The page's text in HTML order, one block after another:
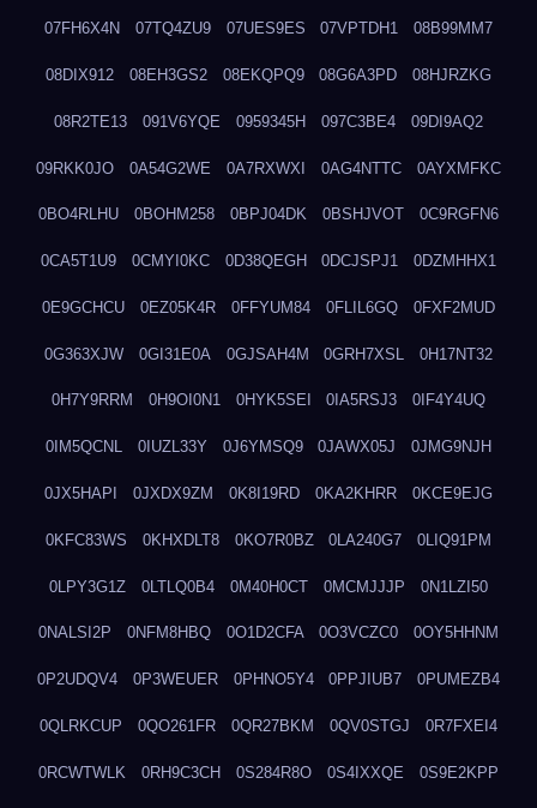
07FH6X4N 07TQ4ZU9 07UES9ES 07VPTDH1 08B99MM7
08DIX912 08EH3GS2 08EKQPQ9 08G6A3PD 08HJRZKG
08R2TE13 091V6YQE 0959345H 097C3BE4 09DI9AQ2
09RKK0JO 0A54G2WE 0A7RXWXI 0AG4NTTC 0AYXMFKC
0BO4RLHU 0BOHM258 0BPJ04DK 0BSHJVOT 0C9RGFN6
0CA5T1U9 0CMYI0KC 0D38QEGH 0DCJSPJ1 0DZMHHX1
0E9GCHCU 0EZ05K4R 0FFYUM84 0FLIL6GQ 0FXF2MUD
0G363XJW 0GI31E0A 0GJSAH4M 0GRH7XSL 0H17NT32
0H7Y9RRM 0H9OI0N1 0HYK5SEI 0IA5RSJ3 0IF4Y4UQ
0IM5QCNL 0IUZL33Y 0J6YMSQ9 0JAWX05J 0JMG9NJH
0JX5HAPI 0JXDX9ZM 0K8I19RD 0KA2KHRR 0KCE9EJG
0KFC83WS 0KHXDLT8 0KO7R0BZ 0LA240G7 0LIQ91PM
0LPY3G1Z 0LTLQ0B4 0M40H0CT 0MCMJJJP 0N1LZI50
0NALSI2P 0NFM8HBQ 0O1D2CFA 0O3VCZC0 0OY5HHNM
0P2UDQV4 0P3WEUER 0PHNO5Y4 0PPJIUB7 0PUMEZB4
0QLRKCUP 0QO261FR 0QR27BKM 0QV0STGJ 0R7FXEI4
0RCWTWLK 0RH9C3CH 0S284R8O 0S4IXXQE 0S9E2KPP